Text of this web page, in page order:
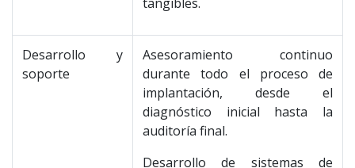
Desarrollo y
soporte
Asesoramiento continuo
durante todo el proceso de
implantación, desde el
diagnóstico inicial hasta la
auditoría final.
Desarrollo de sistemas de